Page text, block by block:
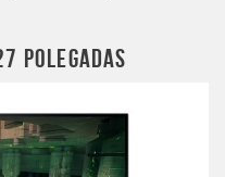
POLEGADAS